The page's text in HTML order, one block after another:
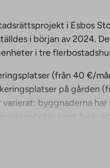
i Esbos
i början av 2024.
i tre
(från 40 €/
på gården
byggnaderna
samt fyra-
tillgång till mångsidiga